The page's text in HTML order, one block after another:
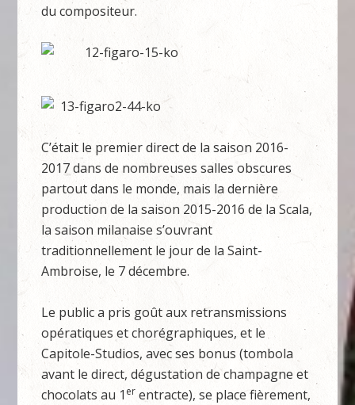
du compositeur.
C’était le premier direct de la saison 2016-
2017 dans de nombreuses salles obscures
partout dans le monde, mais la dernière
production de la saison 2015-2016 de la Scala,
la saison milanaise s’ouvrant
traditionnellement le jour de la Saint-
Ambroise, le 7 décembre.
Le public a pris goût aux retransmissions
opératiques et chorégraphiques, et le
Capitole-Studios, avec ses bonus (tombola
avant le direct, dégustation de champagne et
chocolats au 1 er entracte), se place fièrement,